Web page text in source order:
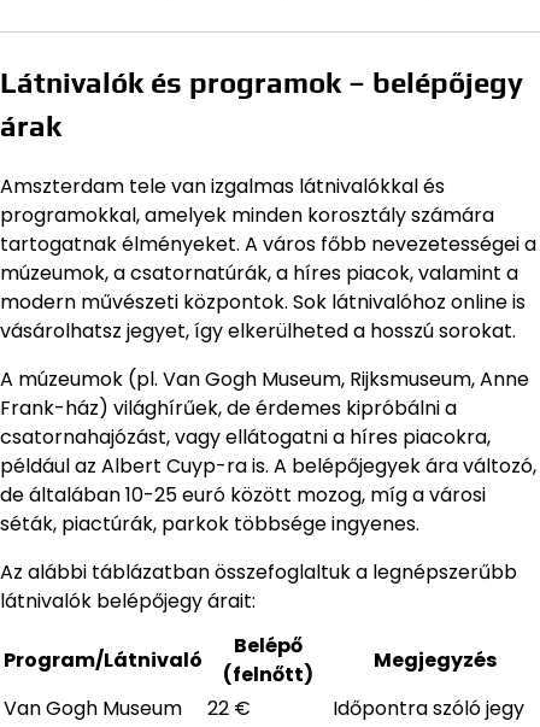
Látnivalók és programok – belépőjegy
árak
Amszterdam tele van izgalmas látnivalókkal és
programokkal, amelyek minden korosztály számára
tartogatnak élményeket. A város főbb nevezetességei a
múzeumok, a csatornatúrák, a híres piacok, valamint a
modern művészeti központok. Sok látnivalóhoz online is
vásárolhatsz jegyet, így elkerülheted a hosszú sorokat.
A múzeumok (pl. Van Gogh Museum, Rijksmuseum, Anne
Frank-ház) világhírűek, de érdemes kipróbálni a
csatornahajózást, vagy ellátogatni a híres piacokra,
például az Albert Cuyp-ra is. A belépőjegyek ára változó,
de általában 10-25 euró között mozog, míg a városi
séták, piactúrák, parkok többsége ingyenes.
Az alábbi táblázatban összefoglaltuk a legnépszerűbb
látnivalók belépőjegy árait:
Program/Látnivaló
Belépő
(felnőtt)
Megjegyzés
Van Gogh Museum
22 €
Időpontra szóló jegy